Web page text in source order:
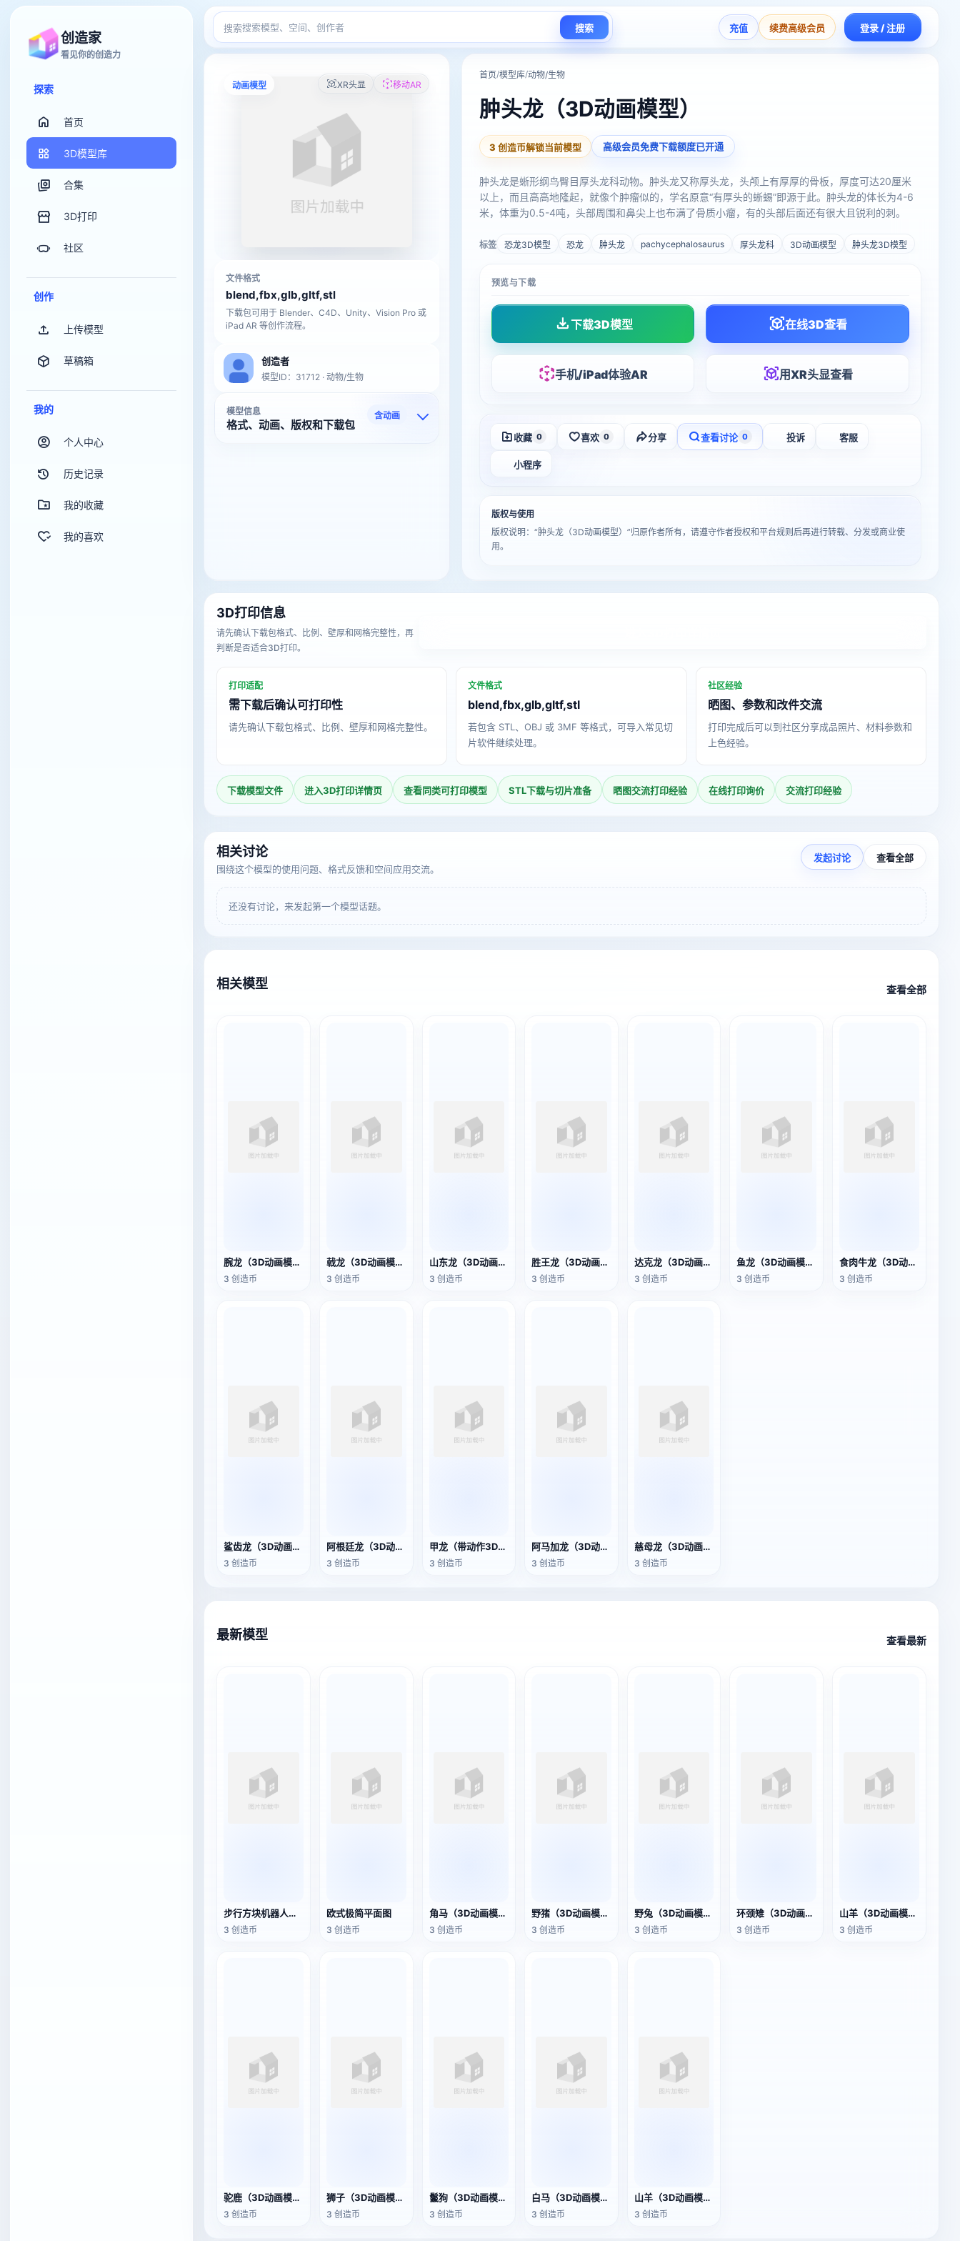
创造家
看见你的创造力
探索
首页
3D模型库
合集
3D打印
社区
创作
上传模型
草稿箱
我的
个人中心
历史记录
我的收藏
我的喜欢
搜索 搜索 充值 续费高级会员 登录 / 注册
动画模型 XR头显 移动AR
文件格式
blend,fbx,glb,gltf,stl
下载包可用于 Blender、C4D、Unity、Vision Pro 或
iPad AR 等创作流程。
创造者
模型ID：31712 · 动物/生物
模型信息
格式、动画、版权和下载包
含动画
首页/模型库/动物/生物
肿头龙（3D动画模型）
3 创造币解锁当前模型 高级会员免费下载额度已开通
肿头龙是蜥形纲鸟臀目厚头龙科动物。肿头龙又称厚头龙，头颅上有厚厚的骨板，厚度可达20厘米
以上，而且高高地隆起，就像个肿瘤似的，学名原意“有厚头的蜥蜴”即源于此。肿头龙的体长为4-6
米，体重为0.5-4吨，头部周围和鼻尖上也布满了骨质小瘤，有的头部后面还有很大且锐利的刺。
标签 恐龙3D模型 恐龙 肿头龙 pachycephalosaurus 厚头龙科 3D动画模型 肿头龙3D模型
预览与下载
下载3D模型 在线3D查看
手机/iPad体验AR 用XR头显查看
收藏 0 喜欢 0 分享 查看讨论 0 投诉 客服
小程序
版权与使用
版权说明：“肿头龙（3D动画模型）”归原作者所有，请遵守作者授权和平台规则后再进行转载、分发或商业使
用。
3D打印信息
请先确认下载包格式、比例、壁厚和网格完整性，再
判断是否适合3D打印。
打印适配
需下载后确认可打印性
请先确认下载包格式、比例、壁厚和网格完整性。
文件格式
blend,fbx,glb,gltf,stl
若包含 STL、OBJ 或 3MF 等格式，可导入常见切
片软件继续处理。
社区经验
晒图、参数和改件交流
打印完成后可以到社区分享成品照片、材料参数和
上色经验。
下载模型文件 进入3D打印详情页 查看同类可打印模型 STL下载与切片准备 晒图交流打印经验 在线打印询价 交流打印经验
相关讨论
围绕这个模型的使用问题、格式反馈和空间应用交流。
发起讨论 查看全部
还没有讨论，来发起第一个模型话题。
相关模型 查看全部
腕龙（3D动画模型）
3 创造币
戟龙（3D动画模型）
3 创造币
山东龙（3D动画模型）
3 创造币
胜王龙（3D动画模型）
3 创造币
达克龙（3D动画模型）
3 创造币
鱼龙（3D动画模型）
3 创造币
食肉牛龙（3D动画模型）
3 创造币
鲨齿龙（3D动画模型）
3 创造币
阿根廷龙（3D动画模型）
3 创造币
甲龙（带动作3D模型）
3 创造币
阿马加龙（3D动画模型）
3 创造币
慈母龙（3D动画模型）
3 创造币
最新模型 查看最新
步行方块机器人（3D动画模型）
3 创造币
欧式极简平面图
3 创造币
角马（3D动画模型）
3 创造币
野猪（3D动画模型）
3 创造币
野兔（3D动画模型）
3 创造币
环颈雉（3D动画模型）
3 创造币
山羊（3D动画模型）
3 创造币
驼鹿（3D动画模型）
3 创造币
狮子（3D动画模型）
3 创造币
鬣狗（3D动画模型）
3 创造币
白马（3D动画模型）
3 创造币
山羊（3D动画模型）
3 创造币